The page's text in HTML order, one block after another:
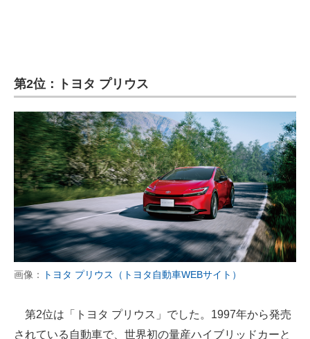
第2位：トヨタ プリウス
画像： トヨタ プリウス（トヨタ自動車WEBサイト）
第2位は「トヨタ プリウス」でした。1997年から発売
されている自動車で、世界初の量産ハイブリッドカーと